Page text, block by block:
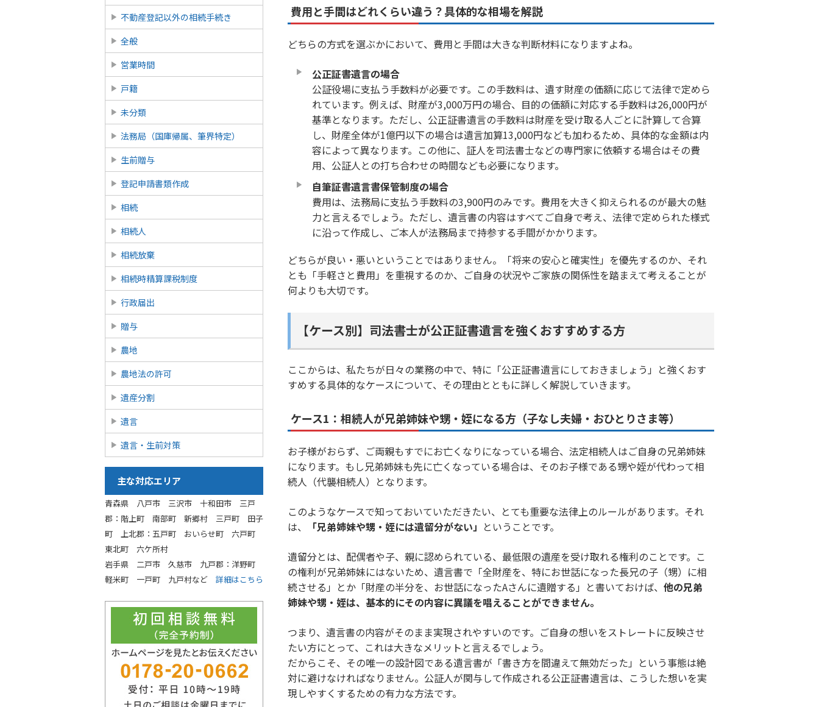
費用と手間はどれくらい違う？具体的な相場を解説
どちらの方式を選ぶかにおいて、費用と手間は大きな判断材料になりますよね。
公正証書遺言の場合
公証役場に支払う手数料が必要です。この手数料は、遺す財産の価額に応じて法律で定めら
れています。例えば、財産が3,000万円の場合、目的の価額に対応する手数料は26,000円が
基準となります。ただし、公正証書遺言の手数料は財産を受け取る人ごとに計算して合算
し、財産全体が1億円以下の場合は遺言加算13,000円なども加わるため、具体的な金額は内
容によって異なります。この他に、証人を司法書士などの専門家に依頼する場合はその費
用、公証人との打ち合わせの時間なども必要になります。
自筆証書遺言書保管制度の場合
費用は、法務局に支払う手数料の3,900円のみです。費用を大きく抑えられるのが最大の魅
力と言えるでしょう。ただし、遺言書の内容はすべてご自身で考え、法律で定められた様式
に沿って作成し、ご本人が法務局まで持参する手間がかかります。
どちらが良い・悪いということではありません。「将来の安心と確実性」を優先するのか、それ
とも「手軽さと費用」を重視するのか、ご自身の状況やご家族の関係性を踏まえて考えることが
何よりも大切です。
【ケース別】司法書士が公正証書遺言を強くおすすめする方
ここからは、私たちが日々の業務の中で、特に「公正証書遺言にしておきましょう」と強くおす
すめする具体的なケースについて、その理由とともに詳しく解説していきます。
ケース1：相続人が兄弟姉妹や甥・姪になる方（子なし夫婦・おひとりさま等）
お子様がおらず、ご両親もすでにお亡くなりになっている場合、法定相続人はご自身の兄弟姉妹
になります。もし兄弟姉妹も先に亡くなっている場合は、そのお子様である甥や姪が代わって相
続人（代襲相続人）となります。
このようなケースで知っておいていただきたい、とても重要な法律上のルールがあります。それ
は、
「兄弟姉妹や甥・姪には遺留分がない」 ということです。
遺留分とは、配偶者や子、親に認められている、最低限の遺産を受け取れる権利のことです。こ
の権利が兄弟姉妹にはないため、遺言書で「全財産を、特にお世話になった長兄の子（甥）に相
続させる」とか「財産の半分を、お世話になったAさんに遺贈する」と書いておけば、 他の兄弟
姉妹や甥・姪は、基本的にその内容に異議を唱えることができません。
つまり、遺言書の内容がそのまま実現されやすいのです。ご自身の想いをストレートに反映させ
たい方にとって、これは大きなメリットと言えるでしょう。
だからこそ、その唯一の設計図である遺言書が「書き方を間違えて無効だった」という事態は絶
対に避けなければなりません。公証人が関与して作成される公正証書遺言は、こうした想いを実
現しやすくするための有力な方法です。
不動産登記以外の相続手続き
全般
営業時間
戸籍
未分類
法務局（国庫帰属、筆界特定）
生前贈与
登記申請書類作成
相続
相続人
相続放棄
相続時精算課税制度
行政届出
贈与
農地
農地法の許可
遺産分割
遺言
遺言・生前対策
主な対応エリア
青森県 八戸市 三沢市 十和田市 三戸
郡：階上町 南部町 新郷村 三戸町 田子
町 上北郡：五戸町 おいらせ町 六戸町
東北町 六ケ所村
岩手県 二戸市 久慈市 九戸郡：洋野町
軽米町 一戸町 九戸村など 詳細はこちら